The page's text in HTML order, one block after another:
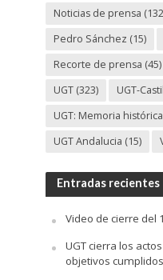
Noticias de prensa
Pedro Sánchez (15)
Recorte de prensa (45)
UGT(323) UGT-
UGT: Memoria
UGT Andalucia (15)
Entradas recientes
Video de cierre del
UGT cierra los
objetivos cumplidos